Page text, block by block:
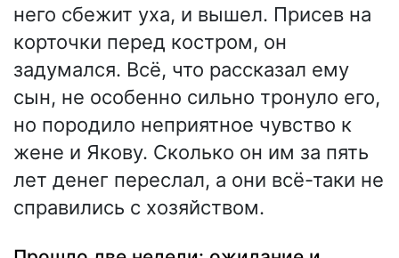
него сбежит уха, и вышел. Присев на
корточки перед костром, он
задумался. Всё, что рассказал ему
сын, не особенно сильно тронуло его,
но породило неприятное чувство к
жене и Якову. Сколько он им за пять
лет денег переслал, а они всё-таки не
справились с хозяйством.